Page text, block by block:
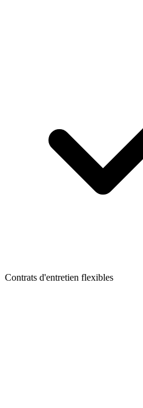
Contrats d'entretien flexibles